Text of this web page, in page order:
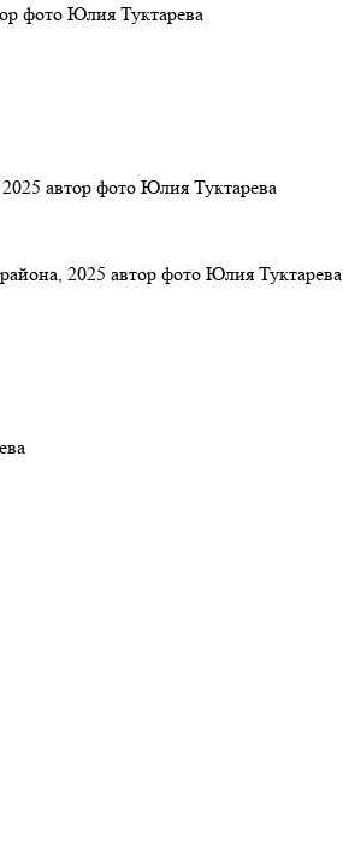
фото Юлия Туктарева
автор фото Юлия Туктарева
2025 автор фото Юлия Туктарева